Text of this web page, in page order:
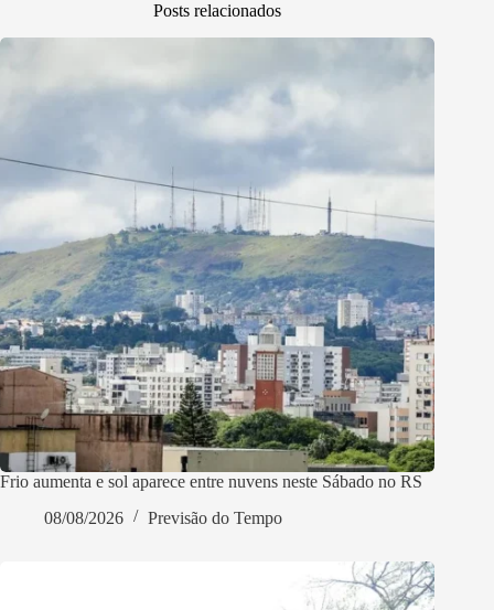
Posts relacionados
Frio aumenta e sol aparece entre nuvens neste Sábado no RS
08/08/2026
Previsão do Tempo